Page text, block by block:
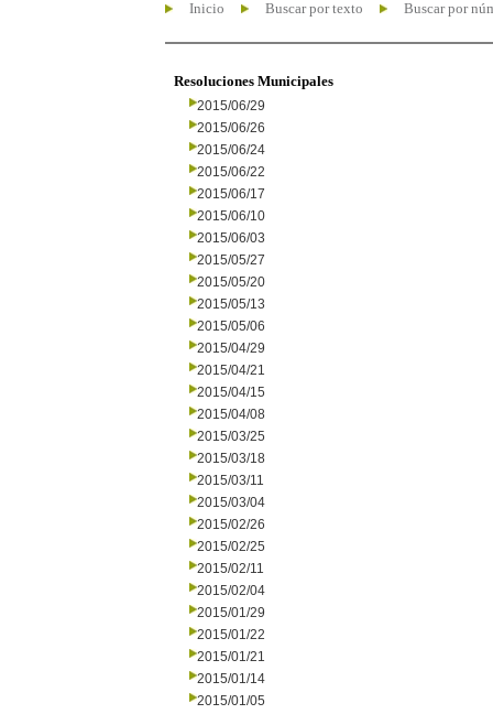
Inicio Buscar por texto Buscar por
Resoluciones Municipales
2015/06/29
2015/06/26
2015/06/24
2015/06/22
2015/06/17
2015/06/10
2015/06/03
2015/05/27
2015/05/20
2015/05/13
2015/05/06
2015/04/29
2015/04/21
2015/04/15
2015/04/08
2015/03/25
2015/03/18
2015/03/11
2015/03/04
2015/02/26
2015/02/25
2015/02/11
2015/02/04
2015/01/29
2015/01/22
2015/01/21
2015/01/14
2015/01/05